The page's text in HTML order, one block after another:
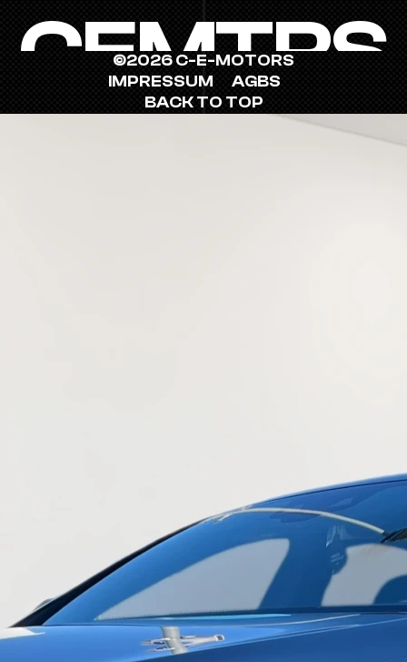
CEMTRS
©2026 C-E-MOTORS
IMPRESSUM
AGBS
BACK TO TOP